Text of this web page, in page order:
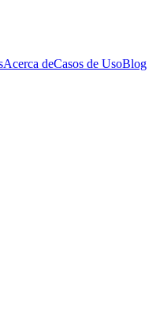
Acerca deCasos de UsoBlog